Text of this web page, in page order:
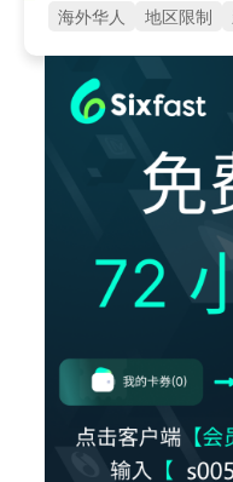
海外华人 地区限制